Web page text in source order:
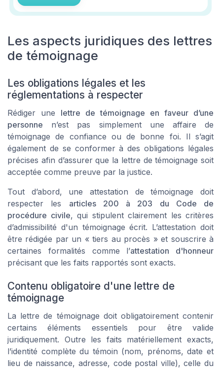
Les aspects juridiques des lettres
de témoignage
Les obligations légales et les
réglementations à respecter
Rédiger une lettre de témoignage en faveur d’une
personne n’est pas simplement une affaire de
témoignage de confiance ou de bonne foi. Il s’agit
également de se conformer à des obligations légales
précises afin d’assurer que la lettre de témoignage soit
acceptée comme preuve par la justice.
Tout d’abord, une attestation de témoignage doit
respecter les articles 200 à 203 du Code de
procédure civile, qui stipulent clairement les critères
d’admissibilité d'un témoignage écrit. L’attestation doit
être rédigée par un « tiers au procès » et souscrire à
certaines formalités comme l’attestation d'honneur
précisant que les faits rapportés sont exacts.
Contenu obligatoire d'une lettre de
témoignage
La lettre de témoignage doit obligatoirement contenir
certains éléments essentiels pour être valide
juridiquement. Outre les faits matériellement exacts,
l’identité complète du témoin (nom, prénoms, date et
lieu de naissance, adresse, code postal ville), celle du